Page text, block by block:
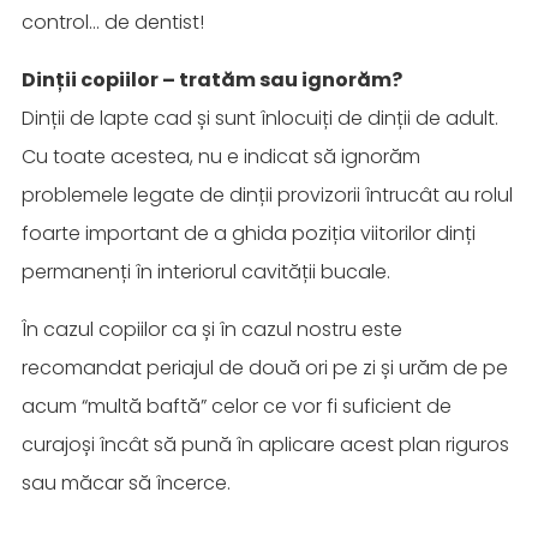
control… de dentist!
Dinții copiilor – tratăm sau ignorăm?
Dinții de lapte cad și sunt înlocuiți de dinții de adult.
Cu toate acestea, nu e indicat să ignorăm
problemele legate de dinții provizorii întrucât au rolul
foarte important de a ghida poziția viitorilor dinți
permanenți în interiorul cavității bucale.
În cazul copiilor ca și în cazul nostru este
recomandat periajul de două ori pe zi și urăm de pe
acum “multă baftă” celor ce vor fi suficient de
curajoși încât să pună în aplicare acest plan riguros
sau măcar să încerce.